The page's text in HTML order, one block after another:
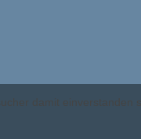
damit einverstanden